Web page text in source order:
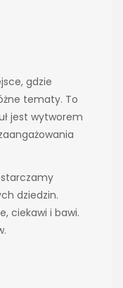
gdzie
tematy. To
jest wytworem
dziedzin.
ciekawi i bawi.